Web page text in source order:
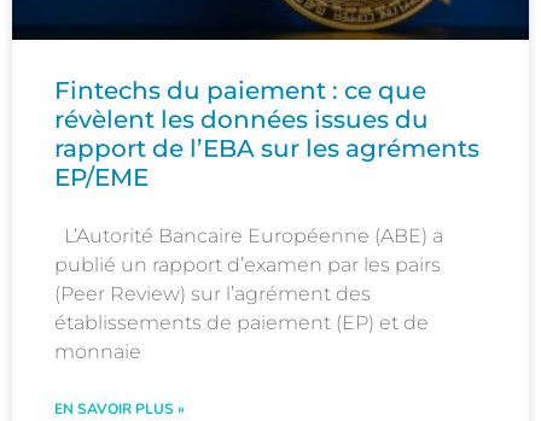
Fintechs du paiement : ce que
révèlent les données issues du
rapport de l’EBA sur les agréments
EP/EME
L’Autorité Bancaire Européenne (ABE) a
publié un rapport d’examen par les pairs
(Peer Review) sur l’agrément des
établissements de paiement (EP) et de
monnaie
EN SAVOIR PLUS »